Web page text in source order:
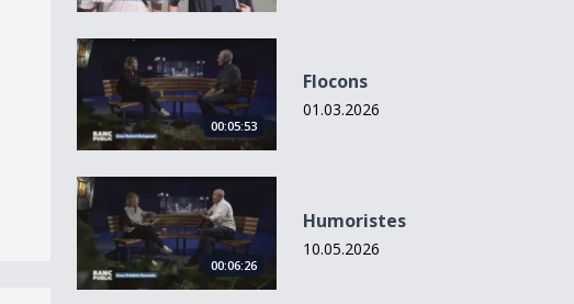
Flocons
00:05:53
Flocons
01.03.2026
Humoristes
00:06:26
Humoristes
10.05.2026